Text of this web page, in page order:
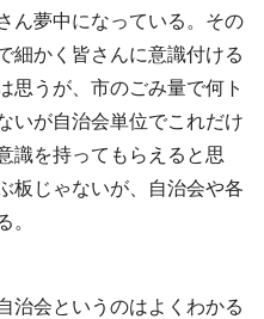
ん夢中になっている。その
細かく皆さんに意識付ける
思うが、市のごみ量で何ト
いが自治会単位でこれだけ
識を持ってもらえると思
板じゃないが、自治会や各
。
治会というのはよくわかる